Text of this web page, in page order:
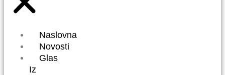
Naslovna
Novosti
Glas
Iz